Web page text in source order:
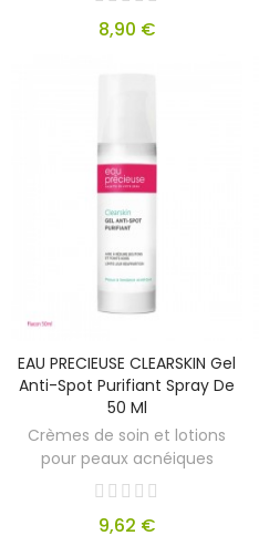
8,90 €
EAU PRECIEUSE CLEARSKIN Gel
Anti-Spot Purifiant Spray De
50 Ml
Crèmes de soin et lotions
pour peaux acnéiques
9,62 €